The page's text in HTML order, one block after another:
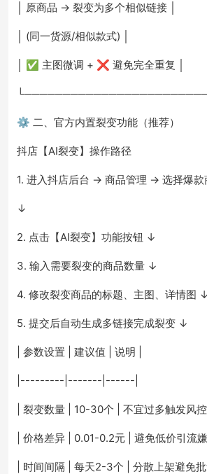
│ 原商品 → 裂变为多个相似链接 │
│ (同一货源/相似款式) │
│ ✅ 主图微调 + ❌ 避免完全重复 │
⚙️ 二、官方内置裂变功能（推荐）
抖店【AI裂变】操作路径
1. 进入抖店后台 → 商品管理 → 选择爆款
↓
2. 点击【AI裂变】功能按钮 ↓
3. 输入需要裂变的商品数量 ↓
4. 修改裂变商品的标题、主图、详情图 ↓
5. 提交后自动生成多链接完成裂变 ↓
| 参数设置 | 建议值 | 说明 |
|---------|-------|------|
| 裂变数量 | 10-30个 | 不宜过多触发风控 |
| 价格差异 | 0.01-0.2元 | 避免低价引流嫌
| 时间间隔 | 每天2-3个 | 分散上架避免批